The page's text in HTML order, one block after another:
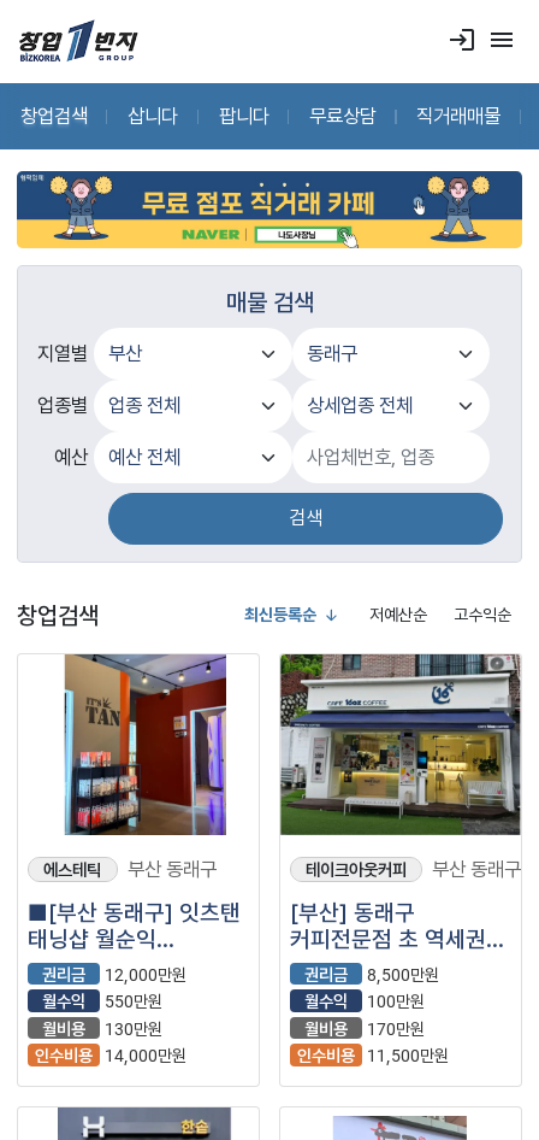
login menu
창업검색 삽니다 팝니다 무료상담 직거래매물
매물 검색
지열별
업종별
예산
검색
창업검색 최신등록순 저예산순 고수익순
에스테틱 부산 동래구
■[부산 동래구] 잇츠탠
태닝샵 월순익
550나오는 매장
나왔습니다.■
권리금
12,000만원
월수익
550만원
월비용
130만원
인수비용
14,000만원
테이크아웃커피 부산 동래구
[부산] 동래구
커피전문점 초 역세권
위치하여 유동인구 많은
지역인 매장을
소개합니다!
권리금
8,500만원
월수익
100만원
월비용
170만원
인수비용
11,500만원